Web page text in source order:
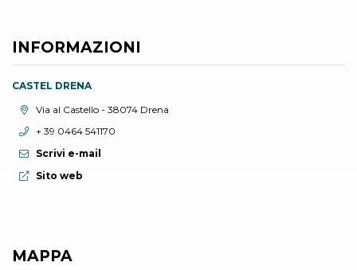
INFORMAZIONI
CASTEL DRENA
Località:Via al Castello - 38074 Drena
Telefono:
+ 39 0464 541170
Scrivi e-mail
Sito web:
Sito web
MAPPA